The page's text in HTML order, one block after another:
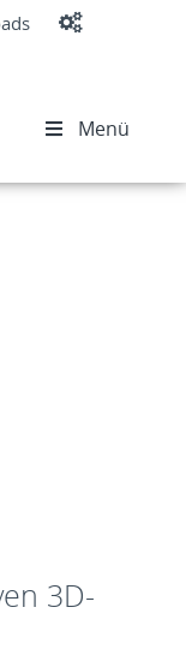
Menü
3D-